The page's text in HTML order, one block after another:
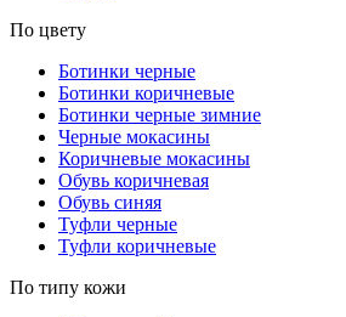
По цвету
Ботинки черные
Ботинки коричневые
Ботинки черные зимние
Черные мокасины
Коричневые мокасины
Обувь коричневая
Обувь синяя
Туфли черные
Туфли коричневые
По типу кожи